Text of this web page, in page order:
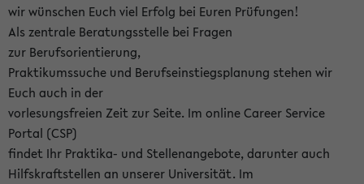
wir wünschen Euch viel Erfolg bei Euren Prüfungen!
Als zentrale Beratungsstelle bei Fragen
zur Berufsorientierung,
Praktikumssuche und Berufseinstiegsplanung stehen wir
Euch auch in der
vorlesungsfreien Zeit zur Seite. Im online Career Service
Portal (CSP)
findet Ihr Praktika- und Stellenangebote, darunter auch
Hilfskraftstellen an unserer Universität. Im